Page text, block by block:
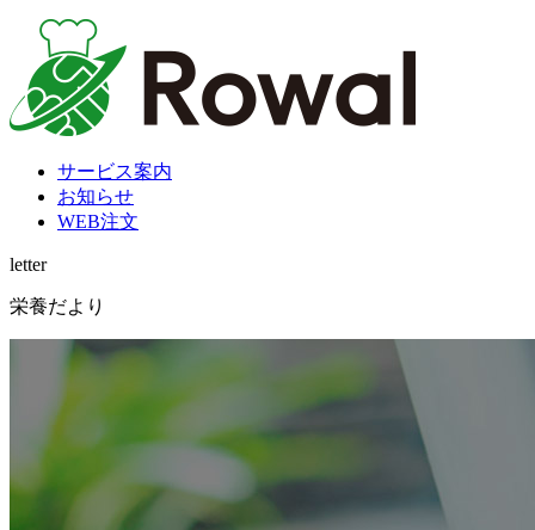
サービス案内
お知らせ
WEB注文
letter
栄養だより